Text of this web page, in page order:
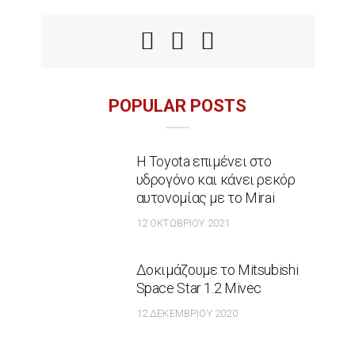
POPULAR POSTS
Η Toyota επιμένει στο
υδρογόνο και κάνει ρεκόρ
αυτονομίας με το Mirai
12 ΟΚΤΩΒΡΊΟΥ 2021
Δοκιμάζουμε το Mitsubishi
Space Star 1.2 Mivec
12 ΔΕΚΕΜΒΡΊΟΥ 2020